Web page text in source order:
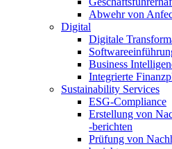
Abwehr von
Digital
Digitale
Business
Integrierte
Sustainability Services
ESG-Compliance
Erstellung von
-berichten
Prüfung von